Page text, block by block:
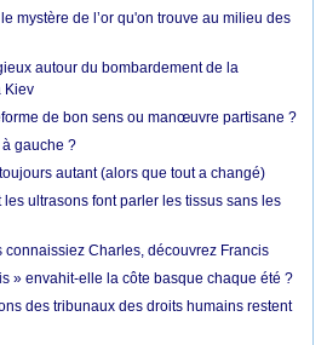
mystère de l’or qu'on trouve au milieu des
autour du bombardement de la
Kiev
de bon sens ou manœuvre partisane ?
gauche ?
autant (alors que tout a changé)
ultrasons font parler les tissus sans les
connaissiez Charles, découvrez Francis
» envahit-elle la côte basque chaque été ?
des tribunaux des droits humains restent